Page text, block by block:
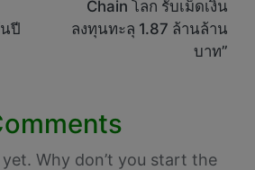
ปี
Chain โลก รับเม็ดเงิน
ลงทุนทะลุ 1.87 ล้านล้าน
บาท”
Why don’t you start the